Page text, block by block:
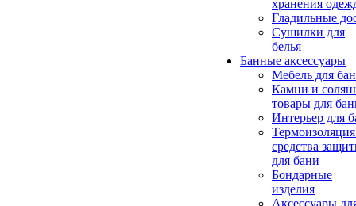
хранения
Гладильные
Сушилки для
белья
Банные аксессуары
Мебель для
Камни и
товары для
Интерьер для
средства
для бани
Бондарные
изделия
Аксеcсуары